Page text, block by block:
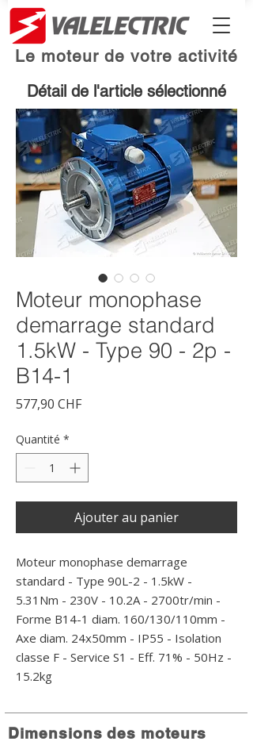
Le moteur de votre activité
Détail de l'article sélectionné
Moteur monophase
demarrage standard
1.5kW - Type 90 - 2p -
B14-1
577,90 CHFPrix
Quantité *
Ajouter au panier
Moteur monophase demarrage
standard - Type 90L-2 - 1.5kW -
5.31Nm - 230V - 10.2A - 2700tr/min -
Forme B14-1 diam. 160/130/110mm -
Axe diam. 24x50mm - IP55 - Isolation
classe F - Service S1 - Eff. 71% - 50Hz -
15.2kg
Dimensions des moteurs